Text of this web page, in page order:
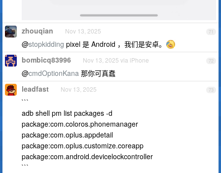
71
zhouqian Nov 13, 2025
@stopkidding pixel 是 Android ，我们是安卓。
72
bombicq83996 Nov 13, 2025 via iPhone
@cmdOptionKana 那你可真蠢
73
leadfast Nov 13, 2025
```
adb shell pm list packages -d
package:com.coloros.phonemanager
package:com.oplus.appdetail
package:com.oplus.customize.coreapp
package:com.android.devicelockcontroller
```